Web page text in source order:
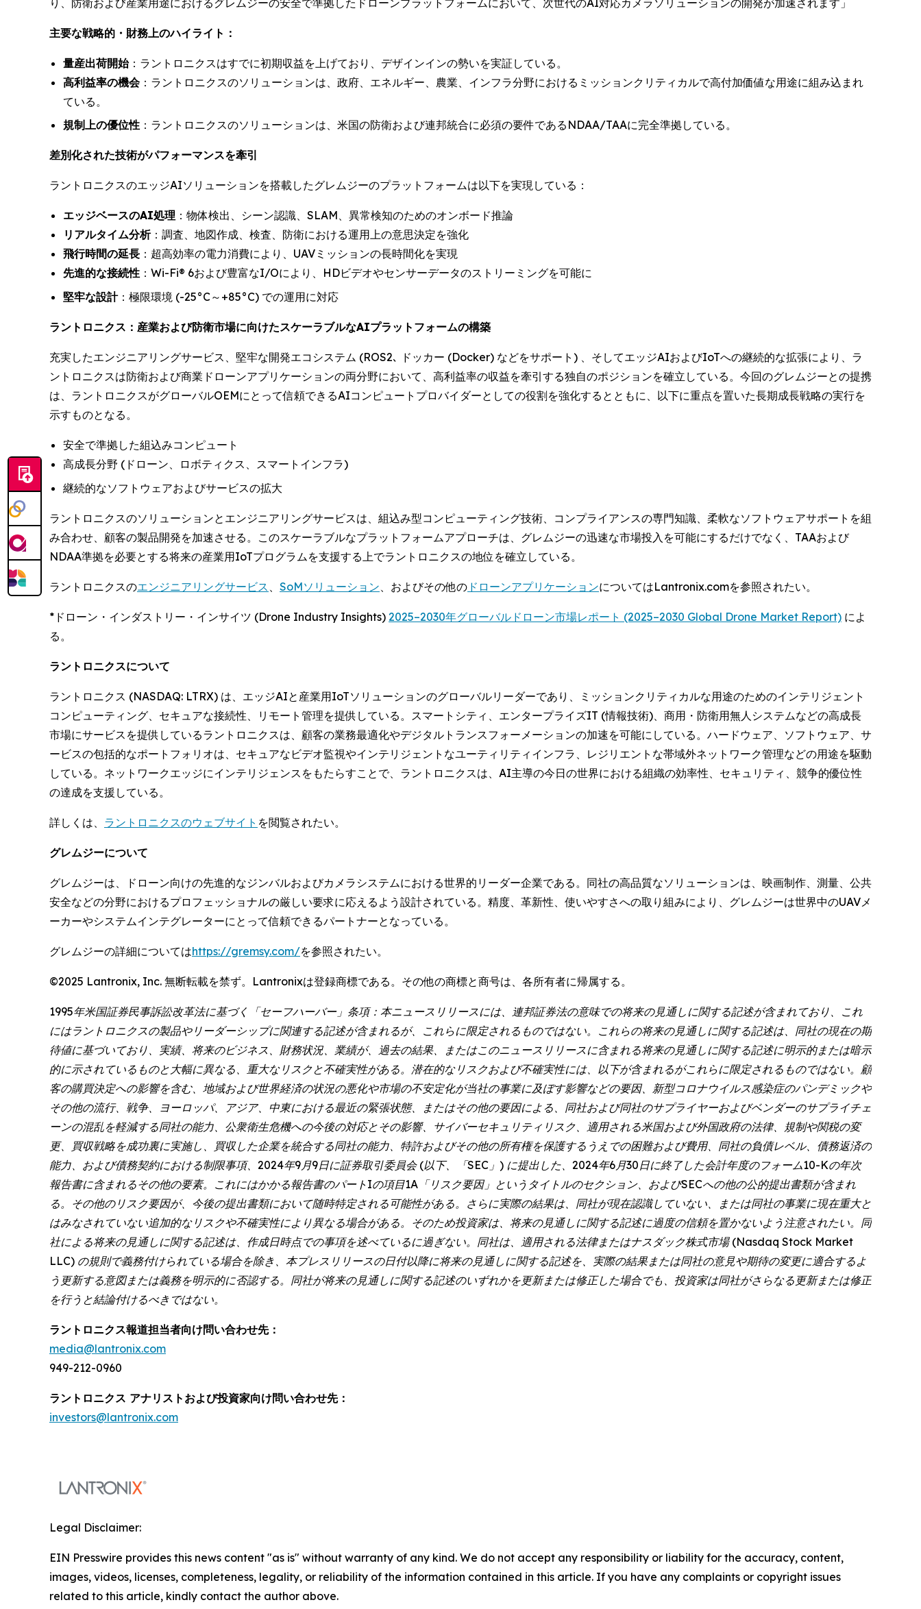
主要な戦略的・財務上のハイライト：
量産出荷開始：ラントロニクスはすでに初期収益を上げており、デザインインの勢いを実証している。
高利益率の機会：ラントロニクスのソリューションは、政府、エネルギー、農業、インフラ分野におけるミッションクリティカルで高付加価値な用途に組み込まれ
ている。
規制上の優位性 ：ラントロニクスのソリューションは、米国の防衛および連邦統合に必須の要件であるNDAA/TAAに完全準拠している。
差別化された技術がパフォーマンスを牽引
ラントロニクスのエッジAIソリューションを搭載したグレムジーのプラットフォームは以下を実現している：
エッジベースのAI処理 ：物体検出、シーン認識、SLAM、異常検知のためのオンボード推論
リアルタイム分析：調査、地図作成、検査、防衛における運用上の意思決定を強化
飛行時間の延長 ：超高効率の電力消費により、UAVミッションの長時間化を実現
先進的な接続性 ：Wi-Fi® 6および豊富なI/Oにより、HDビデオやセンサーデータのストリーミングを可能に
堅牢な設計：極限環境 (-25°C～+85°C) での運用に対応
ラントロニクス：産業および防衛市場に向けたスケーラブルなAIプラットフォームの構築
充実したエンジニアリングサービス、堅牢な開発エコシステム (ROS2､ ドッカー (Docker) などをサポート) 、そしてエッジAIおよびIoTへの継続的な拡張により、ラ
ントロニクスは防衛および商業ドローンアプリケーションの両分野において、高利益率の収益を牽引する独自のポジションを確立している。今回のグレムジーとの提携
は、ラントロニクスがグローバルOEMにとって信頼できるAIコンピュートプロバイダーとしての役割を強化するとともに、以下に重点を置いた長期成長戦略の実行を
示すものとなる。
安全で準拠した組込みコンピュート
高成長分野 (ドローン、ロボティクス、スマートインフラ)
継続的なソフトウェアおよびサービスの拡大
ラントロニクスのソリューションとエンジニアリングサービスは、組込み型コンピューティング技術、コンプライアンスの専門知識、柔軟なソフトウェアサポートを組
み合わせ、顧客の製品開発を加速させる。このスケーラブルなプラットフォームアプローチは、グレムジーの迅速な市場投入を可能にするだけでなく、TAAおよび
NDAA準拠を必要とする将来の産業用IoTプログラムを支援する上でラントロニクスの地位を確立している。
ラントロニクスのエンジニアリングサービス SoMソリューション 、およびその他の ドローンアプリケーションについてはLantronix.comを参照されたい。
*ドローン・インダストリー・インサイツ (Drone Industry Insights) 2025–2030年グローバルドローン市場レポート (2025–2030 Global Drone Market Report) によ
る。
ラントロニクスについて
ラントロニクス (NASDAQ: LTRX) は、エッジAIと産業用IoTソリューションのグローバルリーダーであり、ミッションクリティカルな用途のためのインテリジェント
コンピューティング、セキュアな接続性、リモート管理を提供している。スマートシティ、エンタープライズIT (情報技術)、商用・防衛用無人システムなどの高成長
市場にサービスを提供しているラントロニクスは、顧客の業務最適化やデジタルトランスフォーメーションの加速を可能にしている。ハードウェア、ソフトウェア、サ
ービスの包括的なポートフォリオは、セキュアなビデオ監視やインテリジェントなユーティリティインフラ、レジリエントな帯域外ネットワーク管理などの用途を駆動
している。ネットワークエッジにインテリジェンスをもたらすことで、ラントロニクスは、AI主導の今日の世界における組織の効率性、セキュリティ、競争的優位性
の達成を支援している。
詳しくは、 ラントロニクスのウェブサイト を閲覧されたい。
グレムジーについて
グレムジーは、ドローン向けの先進的なジンバルおよびカメラシステムにおける世界的リーダー企業である。同社の高品質なソリューションは、映画制作、測量、公共
安全などの分野におけるプロフェッショナルの厳しい要求に応えるよう設計されている。精度、革新性、使いやすさへの取り組みにより、グレムジーは世界中のUAVメ
ーカーやシステムインテグレーターにとって信頼できるパートナーとなっている。
グレムジーの詳細についてはhttps://gremsy.com/を参照されたい。
©2025 Lantronix, Inc. 無断転載を禁ず。Lantronixは登録商標である。その他の商標と商号は、各所有者に帰属する。
1995年米国証券民事訴訟改革法に基づく「セーフハーバー」条項：本ニュースリリースには、連邦証券法の意味での将来の見通しに関する記述が含まれており、これ
にはラントロニクスの製品やリーダーシップに関連する記述が含まれるが、これらに限定されるものではない。これらの将来の見通しに関する記述は、同社の現在の期
待値に基づいており、実績、将来のビジネス、財務状況、業績が、過去の結果、またはこのニュースリリースに含まれる将来の見通しに関する記述に明示的または暗示
的に示されているものと大幅に異なる、重大なリスクと不確実性がある。潜在的なリスクおよび不確実性には、以下が含まれるがこれらに限定されるものではない。顧
客の購買決定への影響を含む、地域および世界経済の状況の悪化や市場の不安定化が当社の事業に及ぼす影響などの要因、新型コロナウイルス感染症のパンデミックや
その他の流行、戦争、ヨーロッパ、アジア、中東における最近の緊張状態、またはその他の要因による、同社および同社のサプライヤーおよびベンダーのサプライチェ
ーンの混乱を軽減する同社の能力、公衆衛生危機への今後の対応とその影響、サイバーセキュリティリスク、適用される米国および外国政府の法律、規制や関税の変
更、買収戦略を成功裏に実施し、買収した企業を統合する同社の能力、特許およびその他の所有権を保護するうえでの困難および費用、同社の負債レベル、債務返済の
能力、および債務契約における制限事項、2024年9月9日に証券取引委員会 (以下、「SEC」) に提出した、2024年6月30日に終了した会計年度のフォーム10-Kの年次
報告書に含まれるその他の要素。これにはかかる報告書のパートIの項目1A「リスク要因」というタイトルのセクション、およびSECへの他の公的提出書類が含まれ
る。その他のリスク要因が、今後の提出書類において随時特定される可能性がある。さらに実際の結果は、同社が現在認識していない、または同社の事業に現在重大と
はみなされていない追加的なリスクや不確実性により異なる場合がある。そのため投資家は、将来の見通しに関する記述に過度の信頼を置かないよう注意されたい。同
社による将来の見通しに関する記述は、作成日時点での事項を述べているに過ぎない。同社は、適用される法律またはナスダック株式市場 (Nasdaq Stock Market
LLC) の規則で義務付けられている場合を除き、本プレスリリースの日付以降に将来の見通しに関する記述を、実際の結果または同社の意見や期待の変更に適合するよ
う更新する意図または義務を明示的に否認する。同社が将来の見通しに関する記述のいずれかを更新または修正した場合でも、投資家は同社がさらなる更新または修正
を行うと結論付けるべきではない。
ラントロニクス報道担当者向け問い合わせ先：
media@lantronix.com
949-212-0960
ラントロニクス アナリストおよび投資家向け問い合わせ先：
investors@lantronix.com
Legal Disclaimer:
EIN Presswire provides this news content "as is" without warranty of any kind. We do not accept any responsibility or liability for the accuracy, content,
images, videos, licenses, completeness, legality, or reliability of the information contained in this article. If you have any complaints or copyright issues
related to this article, kindly contact the author above.